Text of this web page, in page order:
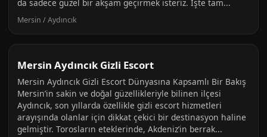
da sadece güzel bir akşam geçirmek isteriz. İşte tam...
Mersin / Aydıncık
Mersin Aydıncık Gizli Escort
Mersin Aydıncık Gizli Escort Dünyasına Kapsamlı Bir Bakış
Mersin’in sakin ve doğal güzellikleriyle bilinen ilçesi
Aydıncık, son yıllarda özellikle gizli escort hizmetleri
arayışında olanlar için dikkat çekici bir destinasyon haline
gelmiştir. Torosların eteklerinde, Akdeniz’in berrak...